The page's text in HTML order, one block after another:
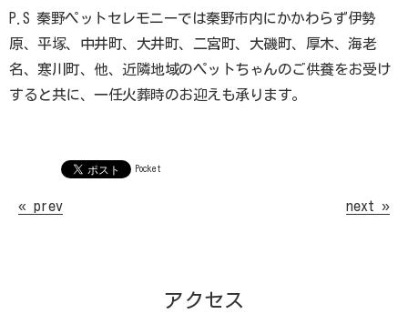
Home
お知らせ
P.S 秦野ペットセレモニーでは秦野市内にかかわらず伊勢
原、平塚、中井町、大井町、二宮町、大磯町、厚木、海老
名、寒川町、他、近隣地域のペットちゃんのご供養をお受け
すると共に、一任火葬時のお迎えも承ります。
Pocket
« prev next »
アクセス